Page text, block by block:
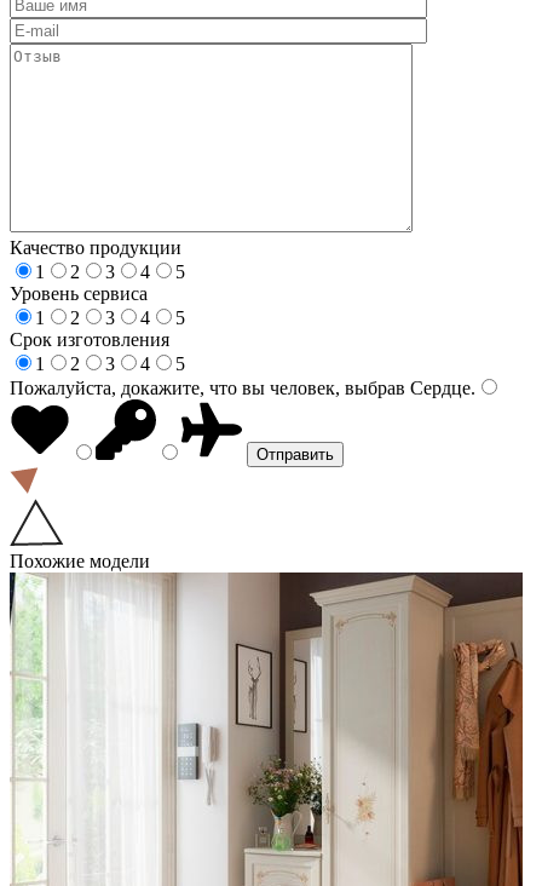
Качество продукции
1
2 3 4
5
Уровень сервиса
1
2 3 4
5
Срок изготовления
1
2 3 4
5
Пожалуйста, докажите, что вы человек, выбрав Сердце.
Похожие модели